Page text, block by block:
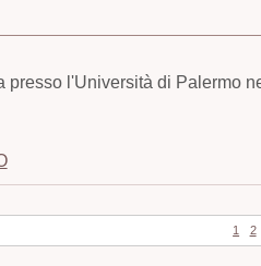
presso l'Università di Palermo
1 2